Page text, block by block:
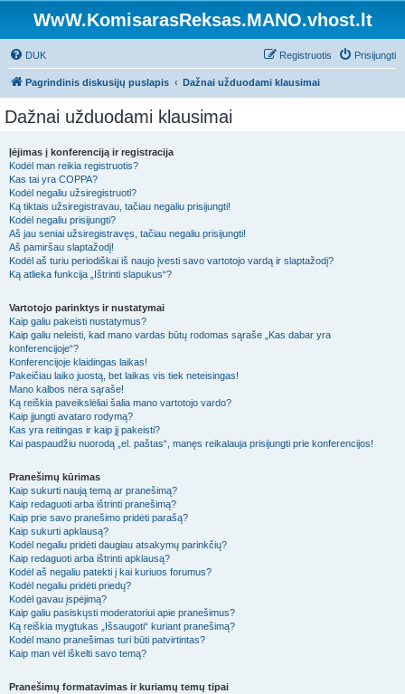
WwW.KomisarasReksas.MANO.vhost.lt
DUK Prisijungti
Registruotis
Pagrindinis diskusijų puslapis Dažnai užduodami klausimai
Dažnai užduodami klausimai
Įėjimas į konferenciją ir registracija
Kodėl man reikia registruotis?
Kas tai yra COPPA?
Kodėl negaliu užsiregistruoti?
Ką tiktais užsiregistravau, tačiau negaliu prisijungti!
Kodėl negaliu prisijungti?
Aš jau seniai užsiregistravęs, tačiau negaliu prisijungti!
Aš pamiršau slaptažodį!
Kodėl aš turiu periodiškai iš naujo įvesti savo vartotojo vardą ir slaptažodį?
Ką atlieka funkcija „Ištrinti slapukus“?
Vartotojo parinktys ir nustatymai
Kaip galiu pakeisti nustatymus?
Kaip galiu neleisti, kad mano vardas būtų rodomas sąraše „Kas dabar yra
konferencijoje“?
Konferencijoje klaidingas laikas!
Pakeičiau laiko juostą, bet laikas vis tiek neteisingas!
Mano kalbos nėra sąraše!
Ką reiškia paveikslėliai šalia mano vartotojo vardo?
Kaip įjungti avataro rodymą?
Kas yra reitingas ir kaip jį pakeisti?
Kai paspaudžiu nuorodą „el. paštas“, manęs reikalauja prisijungti prie konferencijos!
Pranešimų kūrimas
Kaip sukurti naują temą ar pranešimą?
Kaip redaguoti arba ištrinti pranešimą?
Kaip prie savo pranešimo pridėti parašą?
Kaip sukurti apklausą?
Kodėl negaliu pridėti daugiau atsakymų parinkčių?
Kaip redaguoti arba ištrinti apklausą?
Kodėl aš negaliu patekti į kai kuriuos forumus?
Kodėl negaliu pridėti priedų?
Kodėl gavau įspėjimą?
Kaip galiu pasiskųsti moderatoriui apie pranešimus?
Ką reiškia mygtukas „Išsaugoti“ kuriant pranešimą?
Kodėl mano pranešimas turi būti patvirtintas?
Kaip man vėl iškelti savo temą?
Pranešimų formatavimas ir kuriamų temų tipai